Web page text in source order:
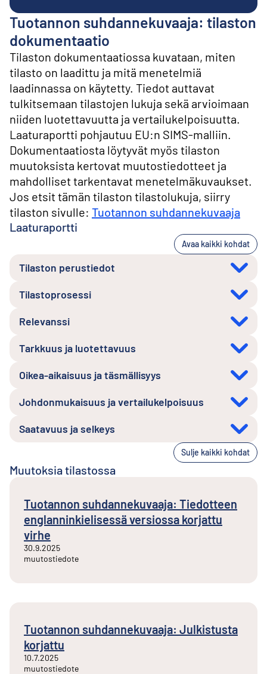
Tuotannon suhdannekuvaaja: tilaston
dokumentaatio
Tilaston dokumentaatiossa kuvataan, miten
tilasto on laadittu ja mitä menetelmiä
laadinnassa on käytetty. Tiedot auttavat
tulkitsemaan tilastojen lukuja sekä arvioimaan
niiden luotettavuutta ja vertailukelpoisuutta.
Laaturaportti pohjautuu EU:n SIMS-malliin.
Dokumentaatiosta löytyvät myös tilaston
muutoksista kertovat muutostiedotteet ja
mahdolliset tarkentavat menetelmäkuvaukset.
Jos etsit tämän tilaston tilastolukuja, siirry
tilaston sivulle: Tuotannon suhdannekuvaaja
Laaturaportti
Avaa kaikki kohdat
Tilaston perustiedot
Tilastoprosessi
Relevanssi
Tarkkuus ja luotettavuus
Oikea-aikaisuus ja täsmällisyys
Johdonmukaisuus ja vertailukelpoisuus
Saatavuus ja selkeys
Sulje kaikki kohdat
Muutoksia tilastossa
Tuotannon suhdannekuvaaja: Tiedotteen
englanninkielisessä versiossa korjattu
virhe
30.9.2025
muutostiedote
Tuotannon suhdannekuvaaja: Julkistusta
korjattu
10.7.2025
muutostiedote